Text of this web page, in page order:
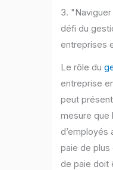
3.
défi du
entreprises
Le rôle du
entreprise
peut
mesure que
d’employés
paie de
de paie doit